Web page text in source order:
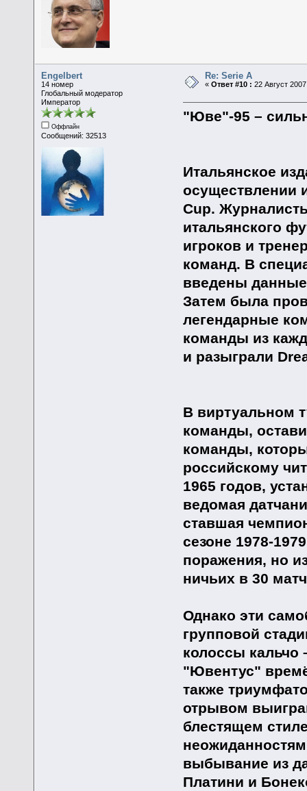
Engelbert
14 номер
Глобальный модератор
Император
Оффлайн
Сообщений: 32513
Re: Serie A
«Ответ #10 : 22 Август
"Юве"-95 –
Итальянское
осуществлении
Cup.
итальянского
игроков и
команд. В
введены данные
Затем была
легендарные
команды из
и разыграли
В виртуальном
команды,
команды,
российскому
1965 годов,
ведомая
ставшая
сезоне 1978-
поражения, но
ничьих в 30
Однако эти
групповой
колоссы кальчо
"Ювентус"
также
отрывом
блестящем
выбывание из
Платини и